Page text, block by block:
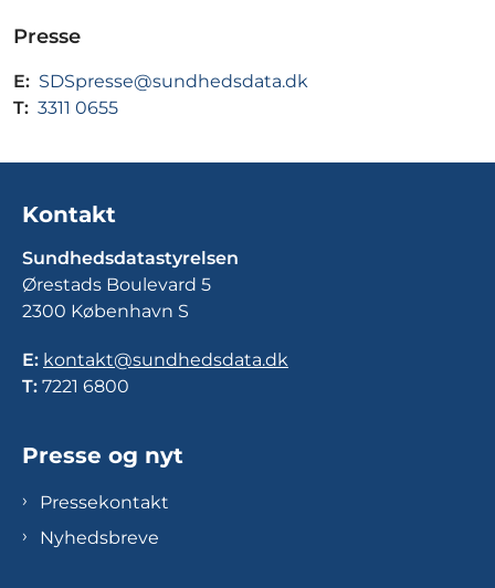
Presse
E: SDSpresse@sundhedsdata.dk
T: 3311 0655
Kontakt
Sundhedsdatastyrelsen
Ørestads Boulevard 5
2300 København S
E: kontakt@sundhedsdata.dk
T: 7221 6800
Presse og nyt
Pressekontakt
Nyhedsbreve